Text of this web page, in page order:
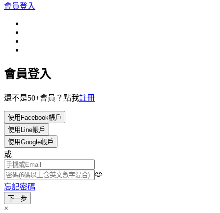
會員登入
會員登入
還不是50+會員？點我註冊
使用Facebook帳戶
使用Line帳戶
使用Google帳戶
或
忘記密碼
×